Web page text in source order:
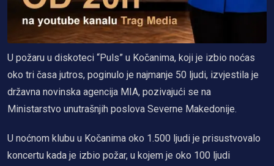
U požaru u diskoteci “Puls” u Kočanima, koji je izbio noćas
oko tri časa jutros, poginulo je najmanje 50 ljudi, izvjestila je
državna novinska agencija MIA, pozivajući se na
Ministarstvo unutrašnjih poslova Severne Makedonije.
U noćnom klubu u Kočanima oko 1.500 ljudi je prisustvovalo
koncertu kada je izbio požar, u kojem je oko 100 ljudi